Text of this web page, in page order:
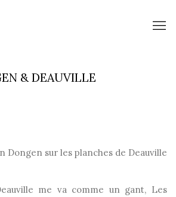
& DEAUVILLE
Dongen sur les planches de Deauville
me va comme un gant, Les